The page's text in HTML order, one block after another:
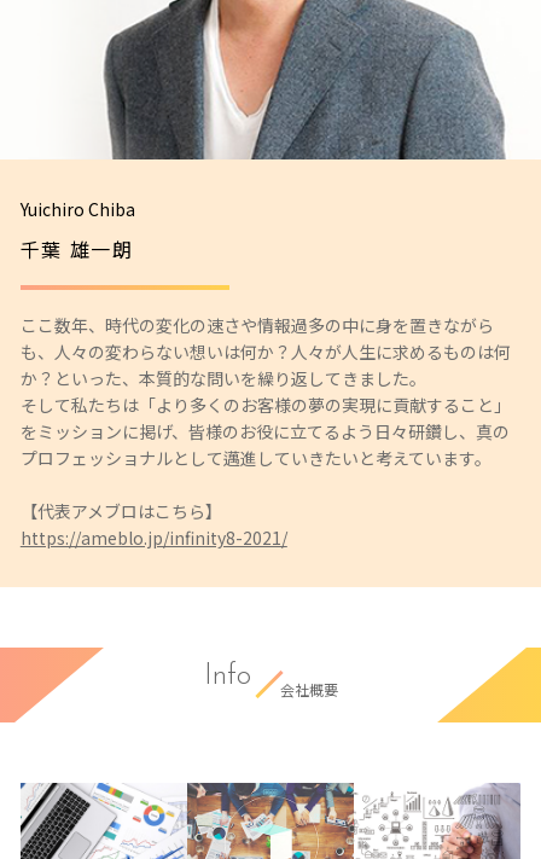
Yuichiro Chiba
千葉 雄一朗
ここ数年、時代の変化の速さや情報過多の中に身を置きながら
も、人々の変わらない想いは何か？人々が人生に求めるものは何
か？といった、本質的な問いを繰り返してきました。
そして私たちは「より多くのお客様の夢の実現に貢献すること」
をミッションに掲げ、皆様のお役に立てるよう日々研鑽し、真の
プロフェッショナルとして邁進していきたいと考えています。
【代表アメブロはこちら】
https://ameblo.jp/infinity8-2021/
Info
会社概要